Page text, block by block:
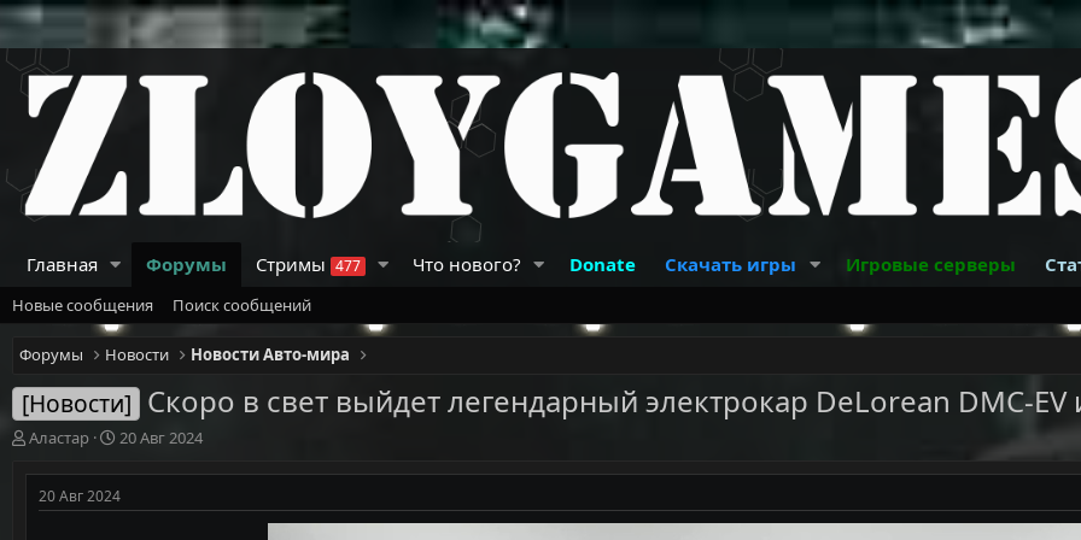
Главная Форумы Стримы 477 Что нового? Donate Скачать игры Игровые серверы
Новые сообщения Поиск сообщений
Форумы Новости Новости Авто-мира
[Новости] Скоро в свет выйдет легендарный электрокар DeLorean DMC-
А
т
Аластар
Д
т
а
20 Авг 2024
20 Авг 2024